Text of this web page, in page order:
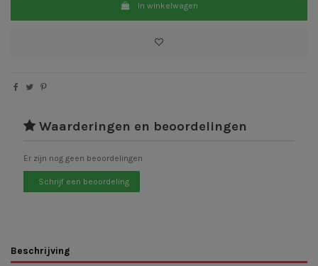
In winkelwagen
Waarderingen en beoordelingen
Er zijn nog geen beoordelingen
Schrijf een beoordeling
Beschrijving